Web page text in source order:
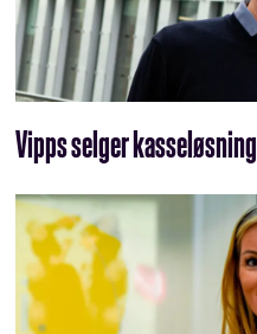
Vipps selger kasseløsning